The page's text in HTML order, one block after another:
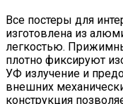
Все постеры для
изготовлена из
легкостью.
плотно фиксируют
УФ излучение и
внешних
конструкция